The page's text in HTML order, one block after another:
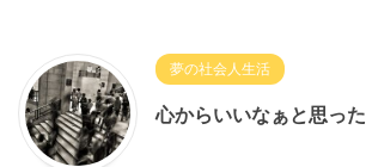
夢の社会人生活
心からいいなぁと思っ